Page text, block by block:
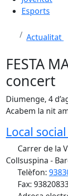
Esports
Actualitat
FESTA
concert
Diumenge, 4
Acabem la nit
Local
Carrer de la
Collsuspina -
Telèfon:
Fax: